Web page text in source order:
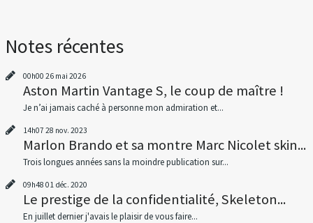
Notes récentes
00h00 26 mai 2026
Aston Martin Vantage S, le coup de maître !
Je n’ai jamais caché à personne mon admiration et...
14h07 28 nov. 2023
Marlon Brando et sa montre Marc Nicolet skin...
Trois longues années sans la moindre publication sur...
09h48 01 déc. 2020
Le prestige de la confidentialité, Skeleton...
En juillet dernier j'avais le plaisir de vous faire...